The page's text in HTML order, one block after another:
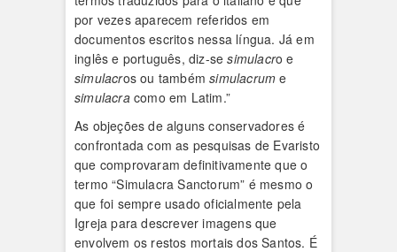
por vezes aparecem referidos em
documentos escritos nessa língua. Já em
inglês e português, diz-sesimulacro e
simulacros ou tambémsimulacrum e
simulacracomo em Latim.”
As objeções de alguns conservadores é
confrontada com as pesquisas de Evaristo
que comprovaram definitivamente que o
termo “Simulacra Sanctorum” é mesmo o
que foi sempre usado oficialmente pela
Igreja para descrever imagens que
envolvem os restos mortais dos Santos. É